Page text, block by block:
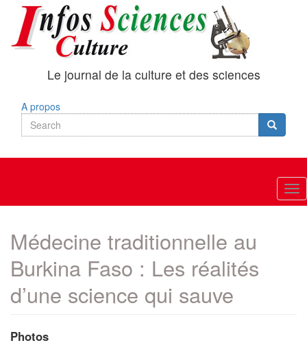
main
content
Le journal de la culture et des sciences
A propos
Search
Search Search
Médecine traditionnelle au
Burkina Faso : Les réalités
d’une science qui sauve
Photos